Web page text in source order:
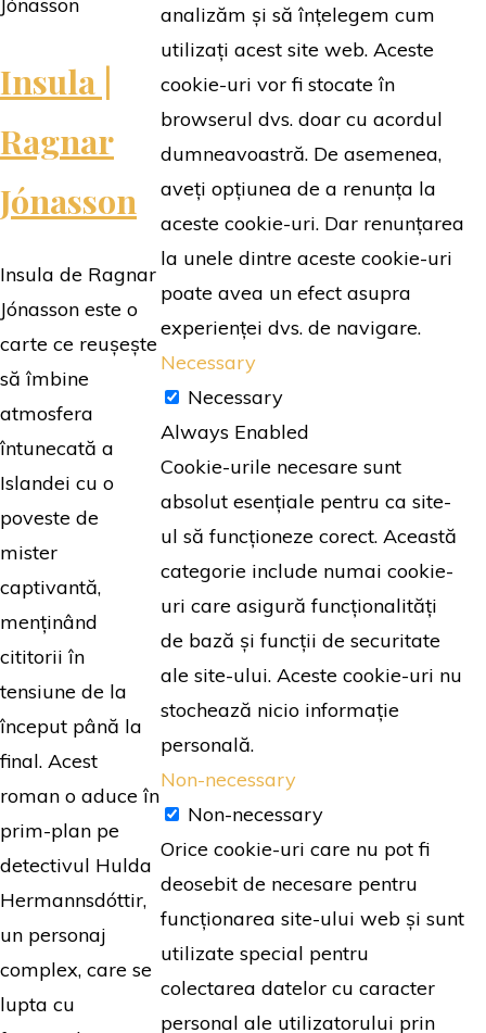
Ragnar
Jónasson"
Insula |
Ragnar
Jónasson
Insula de Ragnar
Jónasson este o
carte ce reușește
să îmbine
atmosfera
întunecată a
Islandei cu o
poveste de
mister
captivantă,
menținând
cititorii în
tensiune de la
început până la
final. Acest
roman o aduce în
prim-plan pe
detectivul Hulda
Hermannsdóttir,
un personaj
complex, care se
lupta cu
analizăm și să înțelegem cum
utilizați acest site web. Aceste
cookie-uri vor fi stocate în
browserul dvs. doar cu acordul
dumneavoastră. De asemenea,
aveți opțiunea de a renunța la
aceste cookie-uri. Dar renunțarea
la unele dintre aceste cookie-uri
poate avea un efect asupra
experienței dvs. de navigare.
Necessary
Necessary
Always Enabled
Cookie-urile necesare sunt
absolut esențiale pentru ca site-
ul să funcționeze corect. Această
categorie include numai cookie-
uri care asigură funcționalități
de bază și funcții de securitate
ale site-ului. Aceste cookie-uri nu
stochează nicio informație
personală.
Non-necessary
Non-necessary
Orice cookie-uri care nu pot fi
deosebit de necesare pentru
funcționarea site-ului web și sunt
utilizate special pentru
colectarea datelor cu caracter
personal ale utilizatorului prin